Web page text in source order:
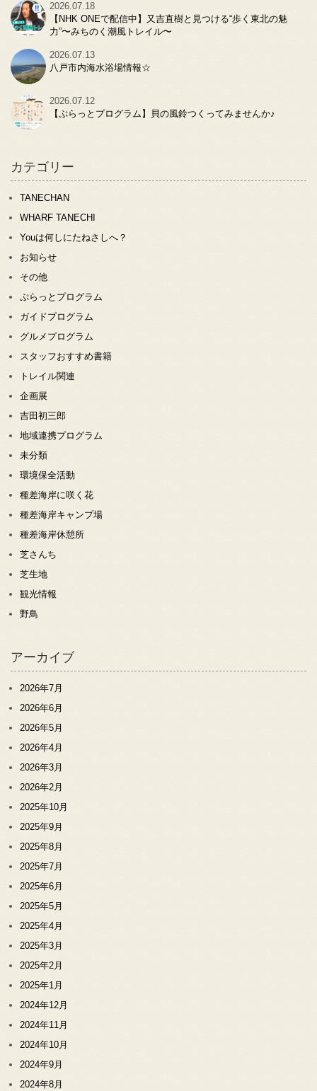
2026.07.18
【NHK ONEで配信中】又吉直樹と見つける“歩く東北の魅
力”〜みちのく潮風トレイル〜
2026.07.13
八戸市内海水浴場情報☆
2026.07.12
【ぷらっとプログラム】貝の風鈴つくってみませんか♪
カテゴリー
TANECHAN
WHARF TANECHI
Youは何しにたねさしへ？
お知らせ
その他
ぷらっとプログラム
ガイドプログラム
グルメプログラム
スタッフおすすめ書籍
トレイル関連
企画展
吉田初三郎
地域連携プログラム
未分類
環境保全活動
種差海岸に咲く花
種差海岸キャンプ場
種差海岸休憩所
芝さんち
芝生地
観光情報
野鳥
アーカイブ
2026年7月
2026年6月
2026年5月
2026年4月
2026年3月
2026年2月
2025年10月
2025年9月
2025年8月
2025年7月
2025年6月
2025年5月
2025年4月
2025年3月
2025年2月
2025年1月
2024年12月
2024年11月
2024年10月
2024年9月
2024年8月